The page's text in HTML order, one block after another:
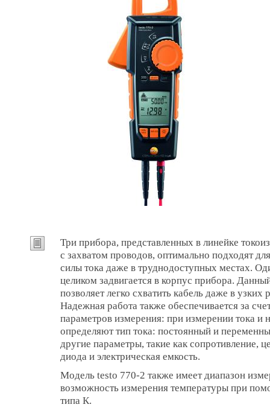
Три прибора, представленных в линейке
с захватом проводов, оптимально подходят
силы тока даже в труднодоступных местах.
целиком задвигается в корпус прибора.
позволяет легко схватить кабель даже в
Надежная работа также обеспечивается за
параметров измерения: при измерении тока и
определяют тип тока: постоянный и
другие параметры, такие как сопротивление,
диода и электрическая емкость.
Модель testo 770-2 также имеет диапазон
возможность измерения температуры при
типа К.